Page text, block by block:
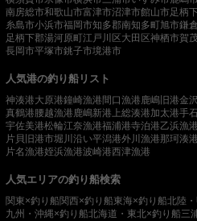
南房総市和歌山市富津市沼津市館山市足柄
糸島市小浜市福岡市知多郡南知多町旭市鎌
足柄下郡湯河原町江戸川区大田区神栖市賀
長岡市平塚市銚子市境港市
人気港の釣り船リスト
神湊港大原港鐘崎漁港間口漁港 鹿嶋旧港金
真鶴港腰越漁港 鹿嶋新港 上総湊港加太港手
宇佐美港松輪江奈漁港福浦港寺泊港乙浜漁港
片貝旧港市堀川沿い平潟港外川漁港那珂湊港
片名漁港姪浜漁港波崎港西津漁港
人気エリアの釣り船検索
関東×釣り船関西×釣り船東海×釣り船北陸
九州・沖縄×釣り船北海道・東北×釣り船三